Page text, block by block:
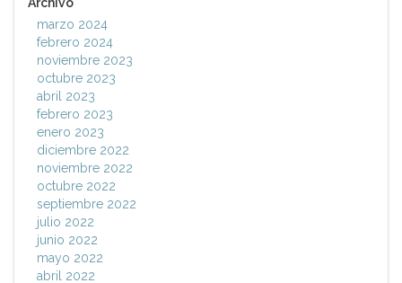
marzo 2024
febrero 2024
noviembre 2023
octubre 2023
abril 2023
febrero 2023
enero 2023
diciembre 2022
noviembre 2022
octubre 2022
septiembre 2022
julio 2022
junio 2022
mayo 2022
abril 2022